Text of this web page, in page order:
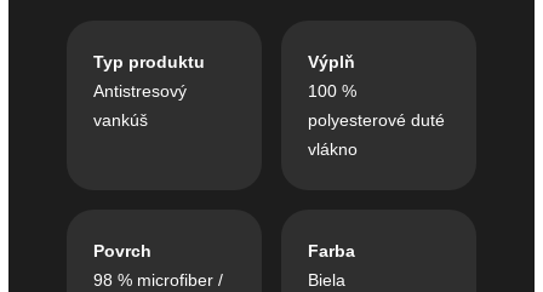
Typ produktu
Antistresový
vankúš
Výplň
100 %
polyesterové duté
vlákno
Povrch
98 % microfiber /
Farba
Biela